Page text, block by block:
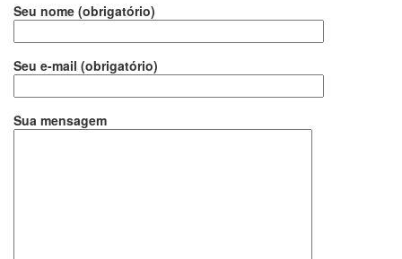
Seu nome (obrigatório)
Seu e-mail (obrigatório)
Sua mensagem